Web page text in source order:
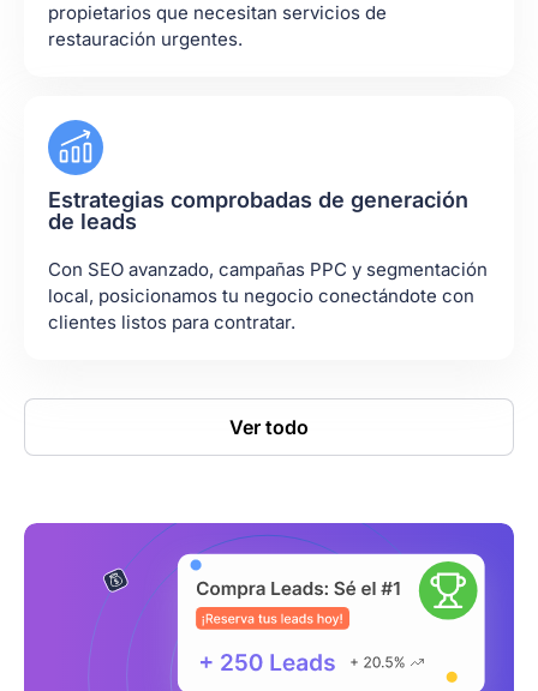
propietarios que necesitan servicios de
restauración urgentes.
Estrategias comprobadas de generación
de leads
Con SEO avanzado, campañas PPC y segmentación
local, posicionamos tu negocio conectándote con
clientes listos para contratar.
Ver todo